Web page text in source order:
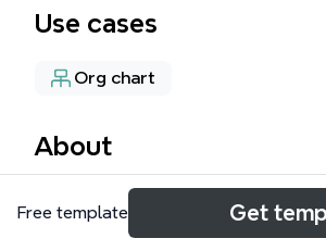
Use cases
Org chart
About
Организационная структура
представленная в виде mind map,
Free template Get